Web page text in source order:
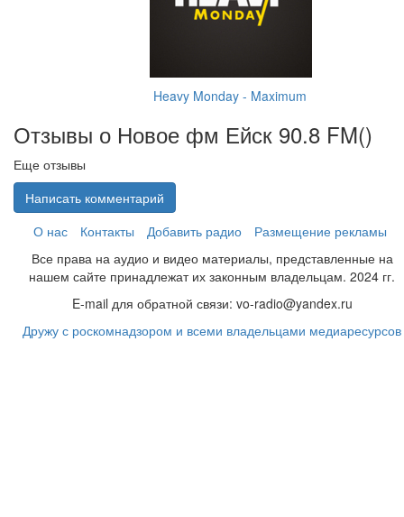
Heavy Monday - Maximum
Отзывы о Новое фм Ейск 90.8 FM()
Еще отзывы
Написать комментарий
О нас
Контакты Добавить радио
Размещение рекламы
Все права на аудио и видео материалы, представленные на
нашем сайте принадлежат их законным владельцам. 2024 гг.
E-mail для обратной связи: vo-radio@yandex.ru
Дружу с роскомнадзором и всеми владельцами медиаресурсов